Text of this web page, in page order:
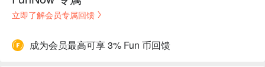
立即了解会员专属回馈
成为会员最高可享 3% Fun 币回馈